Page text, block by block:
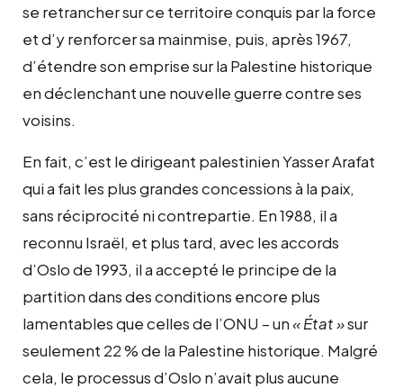
se retrancher sur ce territoire conquis par la force
et d’y renforcer sa mainmise, puis, après 1967,
d’étendre son emprise sur la Palestine historique
en déclenchant une nouvelle guerre contre ses
voisins.
En fait, c’est le dirigeant palestinien Yasser Arafat
qui a fait les plus grandes concessions à la paix,
sans réciprocité ni contrepartie. En 1988, il a
reconnu Israël, et plus tard, avec les accords
d’Oslo de 1993, il a accepté le principe de la
partition dans des conditions encore plus
lamentables que celles de l’ONU – un« État »sur
seulement 22 % de la Palestine historique. Malgré
cela, le processus d’Oslo n’avait plus aucune